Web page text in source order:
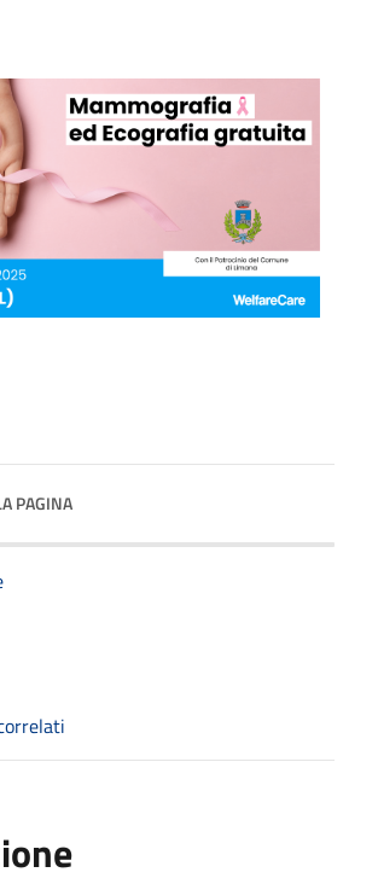
PAGINA